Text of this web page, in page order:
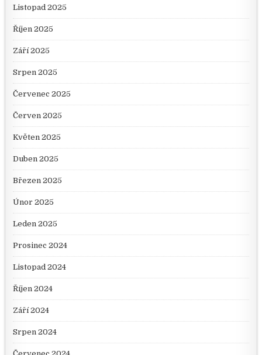
Listopad 2025
Říjen 2025
Září 2025
Srpen 2025
Červenec 2025
Červen 2025
Květen 2025
Duben 2025
Březen 2025
Únor 2025
Leden 2025
Prosinec 2024
Listopad 2024
Říjen 2024
Září 2024
Srpen 2024